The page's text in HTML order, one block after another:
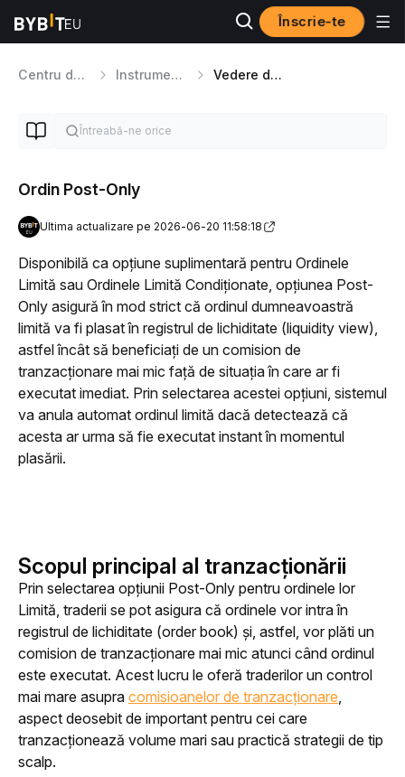
Înscrie-te
Centru de Ajutor Instrumente de tranzacționare Vedere de ansamblu a tipurilor de comenzi
Ordin Post-Only
Ultima actualizare pe 2026-06-20 11:58:18
Disponibilă ca opțiune suplimentară pentru Ordinele
Limită sau Ordinele Limită Condiționate, opțiunea Post-
Only asigură în mod strict că ordinul dumneavoastră
limită va fi plasat în registrul de lichiditate (liquidity view),
astfel încât să beneficiați de un comision de
tranzacționare mai mic față de situația în care ar fi
executat imediat. Prin selectarea acestei opțiuni, sistemul
va anula automat ordinul limită dacă detectează că
acesta ar urma să fie executat instant în momentul
plasării.
Scopul principal al tranzacționării
Prin selectarea opțiunii Post-Only pentru ordinele lor
Limită, traderii se pot asigura că ordinele vor intra în
registrul de lichiditate (order book) și, astfel, vor plăti un
comision de tranzacționare mai mic atunci când ordinul
este executat. Acest lucru le oferă traderilor un control
mai mare asupra comisioanelor de tranzacționare,
aspect deosebit de important pentru cei care
tranzacționează volume mari sau practică strategii de tip
scalp.